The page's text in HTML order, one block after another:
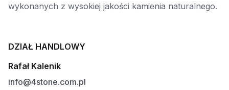
wykonanych z wysokiej jakości kamienia naturalnego.
DZIAŁ HANDLOWY
Rafał Kalenik
info@4stone.com.pl